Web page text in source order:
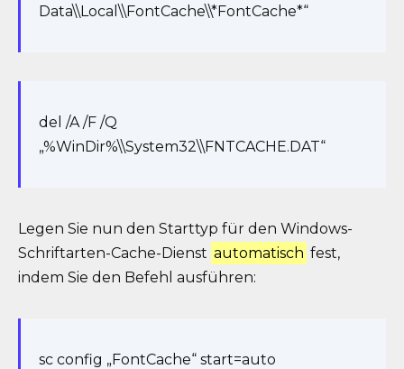
Data\\Local\\FontCache\\*FontCache*“
del /A /F /Q
„%WinDir%\\System32\\FNTCACHE.DAT“
Legen Sie nun den Starttyp für den Windows-
Schriftarten-Cache-Dienst automatisch fest,
indem Sie den Befehl ausführen:
sc config „FontCache“ start=auto